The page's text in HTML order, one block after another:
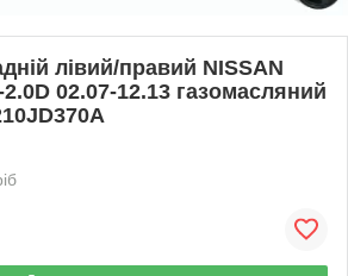
лівий/правий NISSAN
02.07-12.13 газомасляний